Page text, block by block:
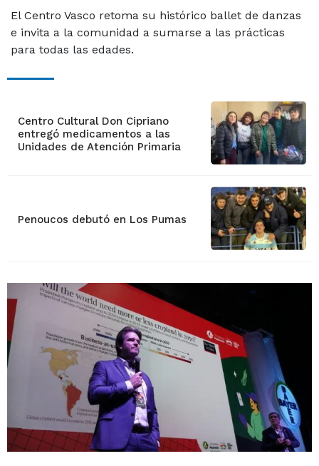
El Centro Vasco retoma su histórico ballet de danzas
e invita a la comunidad a sumarse a las prácticas
para todas las edades.
Centro Cultural Don Cipriano
entregó medicamentos a las
Unidades de Atención Primaria
Penoucos debutó en Los Pumas